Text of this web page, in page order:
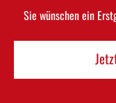
Sie wünschen ein